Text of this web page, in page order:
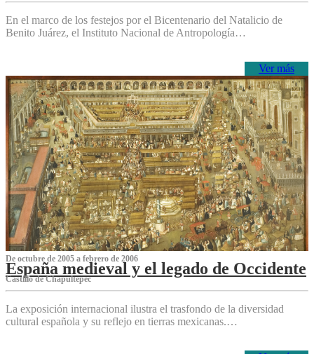
En el marco de los festejos por el Bicentenario del Natalicio de
Benito Juárez, el Instituto Nacional de Antropología…
Ver más
De octubre de 2005 a febrero de 2006
España medieval y el legado de Occidente
Castillo de Chapultepec
La exposición internacional ilustra el trasfondo de la diversidad
cultural española y su reflejo en tierras mexicanas.…